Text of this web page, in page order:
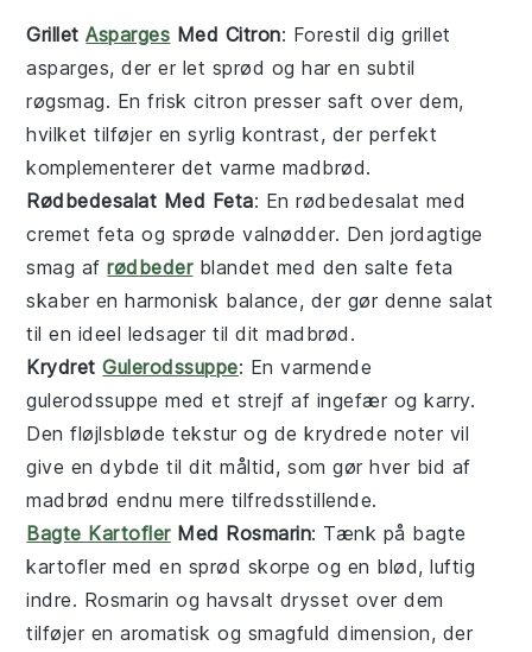
GrilletAsparges Med Citron: Forestil diggrillet
asparges, der er let sprød og har en subtil
røgsmag. En friskcitron presser saft over dem,
hvilket tilføjer en syrlig kontrast, der perfekt
komplementerer det varme madbrød.
Rødbedesalat Med Feta: Enrødbedesalat med
cremet feta og sprøde valnødder. Den jordagtige
smag afrødbederblandet med den salte feta
skaber en harmonisk balance, der gør denne salat
til en ideel ledsager til ditmadbrød .
KrydretGulerodssuppe: En varmende
gulerodssuppe med et strejf af ingefær ogkarry.
Den fløjlsbløde tekstur og de krydrede noter vil
give en dybde til dit måltid, som gør hver bid af
madbrød endnu mere tilfredsstillende.
Bagte KartoflerMed Rosmarin: Tænk på bagte
kartofler med en sprød skorpe og en blød, luftig
indre. Rosmarin og havsalt drysset over dem
tilføjer en aromatisk og smagfuld dimension, der